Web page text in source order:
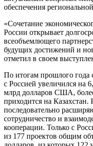
обеспечения
«Сочетание
России открывает
всеобъемлющего
будущих достижений и
отметил в своем
По итогам прошлого года
с Россией увеличился на
млрд долларов США,
приходится на Казахстан.
последовательно
сотрудничество и
кооперации. Только с
из 177 проектов общим